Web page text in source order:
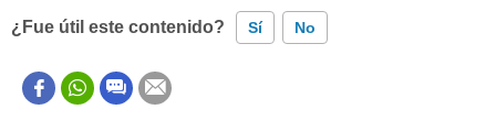
¿Fue útil este contenido? Sí No
Este contenido contiene información incorrecta